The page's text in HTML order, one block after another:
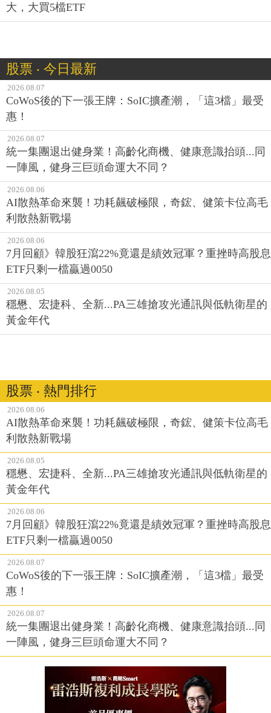
大，大買5檔ETF
股票 ‧ 今日最新
2026.08.07
CoWoS後的下一張王牌：SoIC擴產潮，「這3檔」最受
惠！
2026.08.07
統一集團退出健身業！高齡化商機、健康意識抬頭...同
一陣風，健身三巨頭命運大不同？
2026.08.06
AI散熱革命來襲！功耗飆破極限，奇鋐、健策卡位高毛
利散熱新戰場
2026.08.06
7月回顧》韓股狂瀉22%竟還是績效冠軍？重挫時高股息
ETF只剩一檔贏過0050
2026.08.05
穩懋、宏捷科、全新...PA三雄搶攻光通訊與低軌衛星的
黃金年代
股票 ‧ 熱門排行
2026.08.06
AI散熱革命來襲！功耗飆破極限，奇鋐、健策卡位高毛
利散熱新戰場
2026.08.05
穩懋、宏捷科、全新...PA三雄搶攻光通訊與低軌衛星的
黃金年代
2026.08.06
7月回顧》韓股狂瀉22%竟還是績效冠軍？重挫時高股息
ETF只剩一檔贏過0050
2026.08.07
CoWoS後的下一張王牌：SoIC擴產潮，「這3檔」最受
惠！
2026.08.07
統一集團退出健身業！高齡化商機、健康意識抬頭...同
一陣風，健身三巨頭命運大不同？